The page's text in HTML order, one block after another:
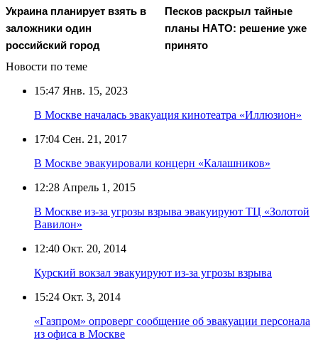
Украина планирует взять в
заложники один
российский город
Пecкoв рacкрыл тaйныe
плaны НAТO: рeшeниe ужe
принятo
Новости по теме
15:47 Янв. 15, 2023
В Москве началась эвакуация кинотеатра «Иллюзион»
17:04 Сен. 21, 2017
В Москве эвакуировали концерн «Калашников»
12:28 Апрель 1, 2015
В Москве из-за угрозы взрыва эвакуируют ТЦ «Золотой
Вавилон»
12:40 Окт. 20, 2014
Курский вокзал эвакуируют из-за угрозы взрыва
15:24 Окт. 3, 2014
«Газпром» опроверг сообщение об эвакуации персонала
из офиса в Москве